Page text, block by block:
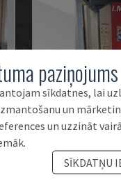
SMALL 835/25
IMAL - PRESES
sīkdatnes, lai
un
un uzzināt
SĪKDATŅU